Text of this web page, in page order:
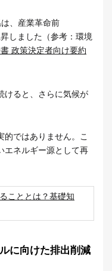
、産業革命前
しました（参考：環境
政策決定者向け要約
けると、さらに気候が
的ではありません。こ
エネルギー源として再
こととは？基礎知
に向けた排出削減